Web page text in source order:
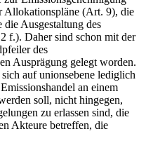
(Art. 9), die
Ausgestaltung des
f.). Daher sind schon mit der
des
Ausprägung gelegt worden.
auf unionsebene lediglich
an einem
soll, nicht hingegen,
zu erlassen sind, die
Akteure betreffen, die